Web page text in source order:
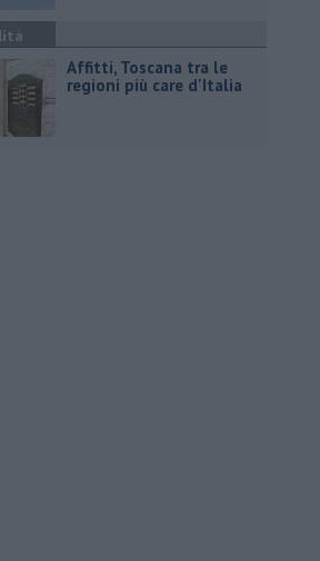
Affitti, Toscana tra le
regioni più care d'Italia